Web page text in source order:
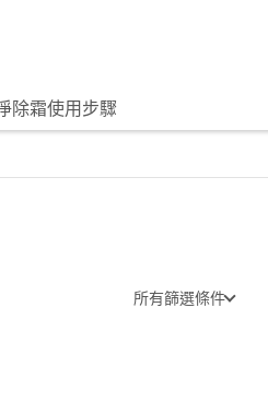
除霜使用步驟
所有篩選條件